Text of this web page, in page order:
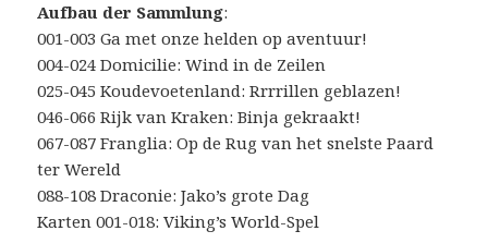
Aufbau der Sammlung:
001-003 Ga met onze helden op aventuur!
004-024 Domicilie: Wind in de Zeilen
025-045 Koudevoetenland: Rrrrillen geblazen!
046-066 Rijk van Kraken: Binja gekraakt!
067-087 Franglia: Op de Rug van het snelste Paard
ter Wereld
088-108 Draconie: Jako’s grote Dag
Karten 001-018: Viking’s World-Spel